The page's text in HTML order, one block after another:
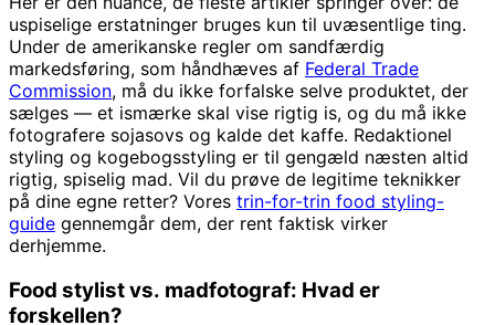
uspiselige erstatninger bruges kun til uvæsentlige ting.
Under de amerikanske regler om sandfærdig
markedsføring, som håndhæves af Federal Trade
Commission, må du ikke forfalske selve produktet, der
sælges — et ismærke skal vise rigtig is, og du må ikke
fotografere sojasovs og kalde det kaffe. Redaktionel
styling og kogebogsstyling er til gengæld næsten altid
rigtig, spiselig mad. Vil du prøve de legitime teknikker
på dine egne retter? Vores trin-for-trin food styling-
guide gennemgår dem, der rent faktisk virker
derhjemme.
Food stylist vs. madfotograf: Hvad er
forskellen?